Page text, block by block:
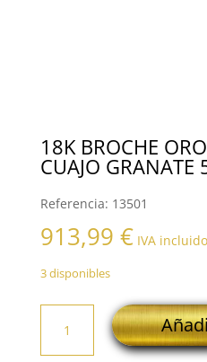
18K BROCHE
CUAJO
Referencia: 13501
913,99 € IVA incluido
3 disponibles
BROCHE
ORO